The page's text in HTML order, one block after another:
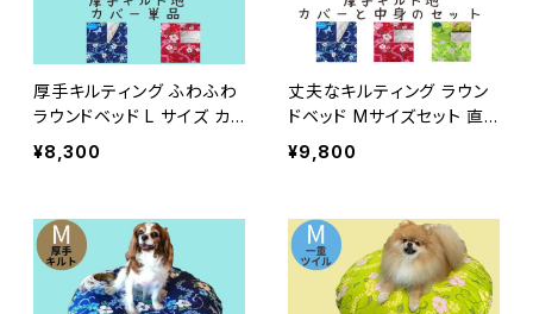
厚手キルティング ふわふわ
ラウンドベッド L サイズ カ
バー単品 直径110ｃｍ
¥8,300
丈夫なキルティング ラウン
ドベッド Mサイズセット 直
径80ｃｍ
¥9,800